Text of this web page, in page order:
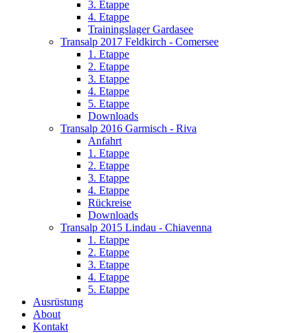
3. Etappe
4. Etappe
Trainingslager Gardasee
Transalp 2017 Feldkirch - Comersee
1. Etappe
2. Etappe
3. Etappe
4. Etappe
5. Etappe
Downloads
Transalp 2016 Garmisch - Riva
Anfahrt
1. Etappe
2. Etappe
3. Etappe
4. Etappe
Rückreise
Downloads
Transalp 2015 Lindau - Chiavenna
1. Etappe
2. Etappe
3. Etappe
4. Etappe
5. Etappe
Ausrüstung
About
Kontakt